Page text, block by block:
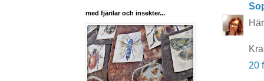
20
med fjärilar och insekter...